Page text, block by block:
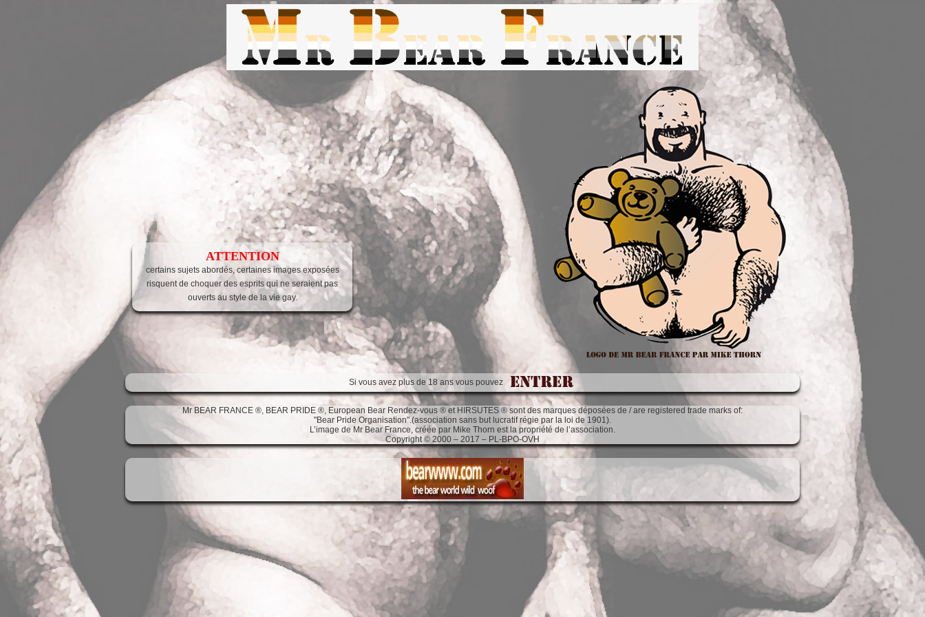
ATTENTION
certains sujets abordés, certaines images exposées
risquent de choquer des esprits qui ne seraient pas
ouverts au style de la vie gay.
Si vous avez plus de 18 ans vous pouvez
Mr BEAR FRANCE ®, BEAR PRIDE ®, European Bear Rendez-vous ® et HIRSUTES ® sont des marques déposées de / are registered trade marks of:
"Bear Pride Organisation".(association sans but lucratif régie par la loi de 1901).
L’image de Mr Bear France, créée par Mike Thorn est la propriété de l’association.
Copyright © 2000 – 2017 – PL-BPO-OVH